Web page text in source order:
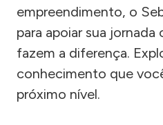
empreendimento, o
para apoiar sua
fazem a diferença.
conhecimento que
próximo nível.